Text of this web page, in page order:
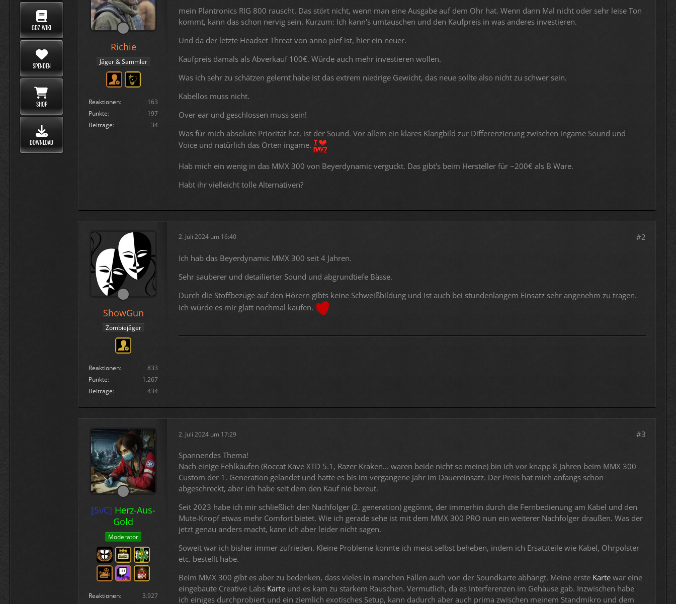
GDZ WIKI
SPENDEN
SHOP
DOWNLOAD
Richie
Jäger & Sammler
Reaktionen
163
Punkte
197
Beiträge
34
mein Plantronics RIG 800 rauscht. Das stört nicht, wenn man eine Ausgabe auf dem Ohr hat. Wenn dann Mal nicht oder sehr leise Ton
kommt, kann das schon nervig sein. Kurzum: Ich kann's umtauschen und den Kaufpreis in was anderes investieren.
Und da der letzte Headset Threat von anno pief ist, hier ein neuer.
Kaufpreis damals als Abverkauf 100€. Würde auch mehr investieren wollen.
Was ich sehr zu schätzen gelernt habe ist das extrem niedrige Gewicht, das neue sollte also nicht zu schwer sein.
Kabellos muss nicht.
Over ear und geschlossen muss sein!
Was für mich absolute Priorität hat, ist der Sound. Vor allem ein klares Klangbild zur Differenzierung zwischen ingame Sound und
Voice und natürlich das Orten ingame.
Hab mich ein wenig in das MMX 300 von Beyerdynamic verguckt. Das gibt's beim Hersteller für ~200€ als B Ware.
Habt ihr vielleicht tolle Alternativen?
ShowGun
Zombiejäger
Reaktionen
833
Punkte
1.267
Beiträge
434
2. Juli 2024 um 16:40 #2
Ich hab das Beyerdynamic MMX 300 seit 4 Jahren.
Sehr sauberer und detailierter Sound und abgrundtiefe Bässe.
Durch die Stoffbezüge auf den Hörern gibts keine Schweißbildung und Ist auch bei stundenlangem Einsatz sehr angenehm zu tragen.
Ich würde es mir glatt nochmal kaufen.
[SvC] Herz-Aus-
Gold
Moderator
Reaktionen
3.927
2. Juli 2024 um 17:29 #3
Spannendes Thema!
Nach einige Fehlkäufen (Roccat Kave XTD 5.1, Razer Kraken... waren beide nicht so meine) bin ich vor knapp 8 Jahren beim MMX 300
Custom der 1. Generation gelandet und hatte es bis im vergangene Jahr im Dauereinsatz. Der Preis hat mich anfangs schon
abgeschreckt, aber ich habe seit dem den Kauf nie bereut.
Seit 2023 habe ich mir schließlich den Nachfolger (2. generation) gegönnt, der immerhin durch die Fernbedienung am Kabel und den
Mute-Knopf etwas mehr Comfort bietet. Wie ich gerade sehe ist mit dem MMX 300 PRO nun ein weiterer Nachfolger draußen. Was der
jetzt genau anders macht, kann ich aber leider nicht sagen.
Soweit war ich bisher immer zufrieden. Kleine Probleme konnte ich meist selbst beheben, indem ich Ersatzteile wie Kabel, Ohrpolster
etc. bestellt habe.
Beim MMX 300 gibt es aber zu bedenken, dass vieles in manchen Fällen auch von der Soundkarte abhängt. Meine erste Karte war eine
eingebaute Creative Labs Karte und es kam zu starkem Rauschen. Vermutlich, da es Interferenzen im Gehäuse gab. Inzwischen habe
ich einiges durchprobiert und ein ziemlich exotisches Setup, kann dadurch aber auch prima zwischen meinem Standmikro und dem